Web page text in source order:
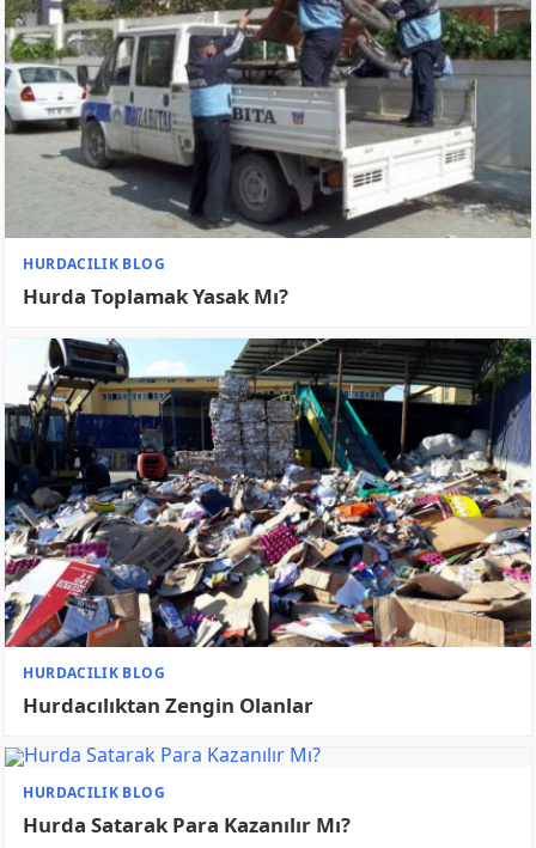
ANKARA HURDACI
Çankaya Hurdacı
Keçiören Hurdacı
Anasayfa Hakkımızda Feragatname Gizlilik Politikası İletişim
yapı fiyatları UniRotam
© 2026Güncel Hurda Fiyatları